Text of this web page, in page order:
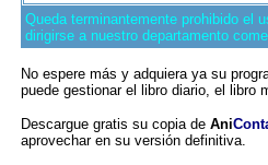
Queda terminantemente prohibido el
dirigirse a nuestro departamento
No espere más y adquiera ya su
puede gestionar el libro diario, el libro
Descargue gratis su copia de Ani
aprovechar en su versión definitiva.